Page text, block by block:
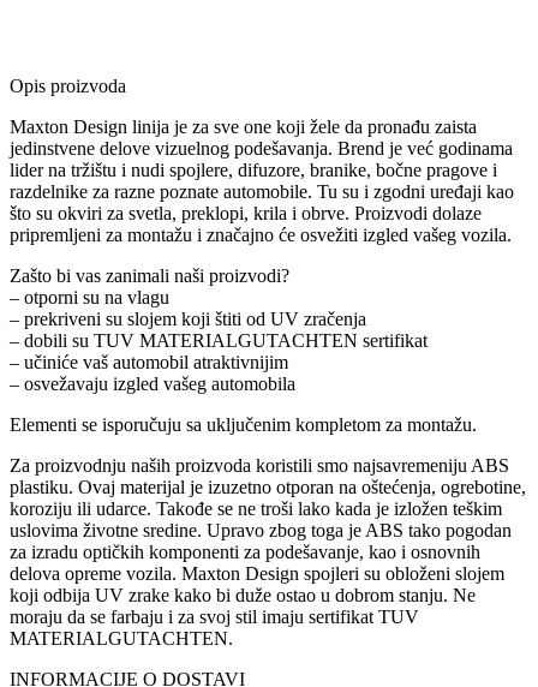
Opis proizvoda
Maxton Design linija je za sve one koji žele da pronađu zaista
jedinstvene delove vizuelnog podešavanja. Brend je već godinama
lider na tržištu i nudi spojlere, difuzore, branike, bočne pragove i
razdelnike za razne poznate automobile. Tu su i zgodni uređaji kao
što su okviri za svetla, preklopi, krila i obrve. Proizvodi dolaze
pripremljeni za montažu i značajno će osvežiti izgled vašeg vozila.
Zašto bi vas zanimali naši proizvodi?
– otporni su na vlagu
– prekriveni su slojem koji štiti od UV zračenja
– dobili su TUV MATERIALGUTACHTEN sertifikat
– učiniće vaš automobil atraktivnijim
– osvežavaju izgled vašeg automobila
Elementi se isporučuju sa uključenim kompletom za montažu.
Za proizvodnju naših proizvoda koristili smo najsavremeniju ABS
plastiku. Ovaj materijal je izuzetno otporan na oštećenja, ogrebotine,
koroziju ili udarce. Takođe se ne troši lako kada je izložen teškim
uslovima životne sredine. Upravo zbog toga je ABS tako pogodan
za izradu optičkih komponenti za podešavanje, kao i osnovnih
delova opreme vozila. Maxton Design spojleri su obloženi slojem
koji odbija UV zrake kako bi duže ostao u dobrom stanju. Ne
moraju da se farbaju i za svoj stil imaju sertifikat TUV
MATERIALGUTACHTEN.
INFORMACIJE O DOSTAVI